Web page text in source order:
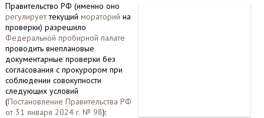
Правительство РФ (именно оно
регулируеттекущий мораторий на
проверки) разрешило
Федеральной пробирной палате
проводить внеплановые
документарные проверки без
согласования с прокурором при
соблюдении совокупности
следующих условий
(Постановление Правительства РФ
от 31 января 2024 г. № 98):